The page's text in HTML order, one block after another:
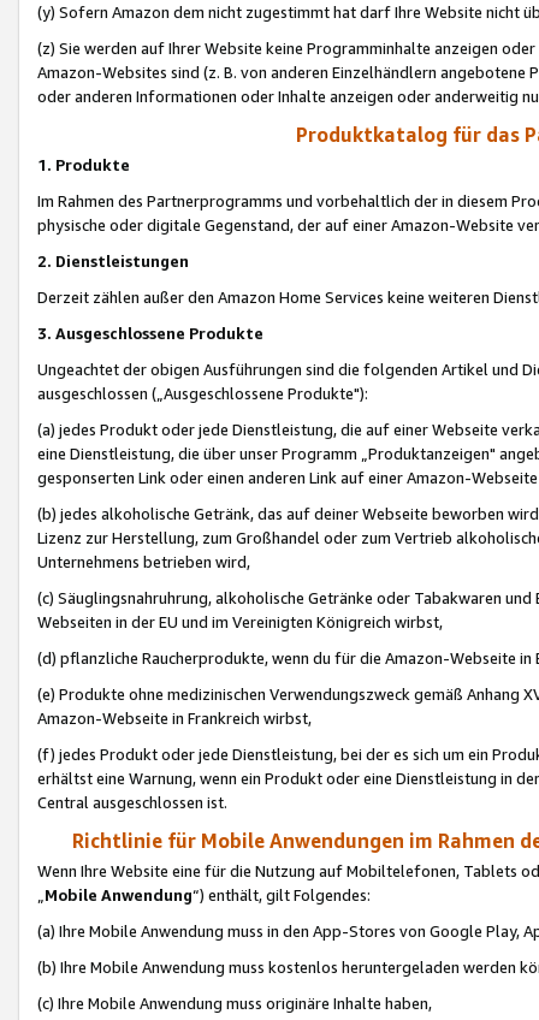
(y) Sofern Amazon dem nicht zugestimmt hat darf Ihre Website nicht
(z) Sie werden auf Ihrer Website keine Programminhalte anzeigen
Amazon-Websites sind (z. B. von anderen Einzelhändlern
oder anderen Informationen oder Inhalte anzeigen oder anderweitig
Produktkatalog für das
1. Produkte
Im Rahmen des Partnerprogramms und vorbehaltlich der in diesem
physische oder digitale Gegenstand, der auf einer Amazon-Website
2. Dienstleistungen
Derzeit zählen außer den Amazon Home Services keine weiteren
3. Ausgeschlossene Produkte
Ungeachtet der obigen Ausführungen sind die folgenden Artikel und
ausgeschlossen („Ausgeschlossene Produkte"):
(a) jedes Produkt oder jede Dienstleistung, die auf einer Webseite
eine Dienstleistung, die über unser Programm „Produktanzeigen"
gesponserten Link oder einen anderen Link auf einer Amazon-
(b) jedes alkoholische Getränk, das auf deiner Webseite beworben
Lizenz zur Herstellung, zum Großhandel oder zum Vertrieb
Unternehmens betrieben wird,
(c) Säuglingsnahruhrung, alkoholische Getränke oder Tabakwaren
Webseiten in der EU und im Vereinigten Königreich wirbst,
(d) pflanzliche Raucherprodukte, wenn du für die Amazon-Webseite in
(e) Produkte ohne medizinischen Verwendungszweck gemäß Anhang
Amazon-Webseite in Frankreich wirbst,
(f) jedes Produkt oder jede Dienstleistung, bei der es sich um ein
erhältst eine Warnung, wenn ein Produkt oder eine Dienstleistung in
Central ausgeschlossen ist.
Richtlinie für Mobile Anwendungen im Rahmen
Wenn Ihre Website eine für die Nutzung auf Mobiltelefonen, Tablets
„Mobile Anwendung“) enthält, gilt Folgendes:
(a) Ihre Mobile Anwendung muss in den App-Stores von Google Play,
(b) Ihre Mobile Anwendung muss kostenlos heruntergeladen werden
(c) Ihre Mobile Anwendung muss originäre Inhalte haben,